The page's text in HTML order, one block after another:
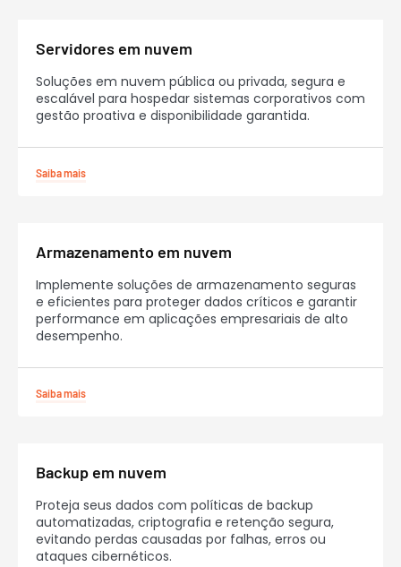
Servidores em nuvem
Soluções em nuvem pública ou privada, segura e
escalável para hospedar sistemas corporativos com
gestão proativa e disponibilidade garantida.
Saiba mais
Armazenamento em nuvem
Implemente soluções de armazenamento seguras
e eficientes para proteger dados críticos e garantir
performance em aplicações empresariais de alto
desempenho.
Saiba mais
Backup em nuvem
Proteja seus dados com políticas de backup
automatizadas, criptografia e retenção segura,
evitando perdas causadas por falhas, erros ou
ataques cibernéticos.